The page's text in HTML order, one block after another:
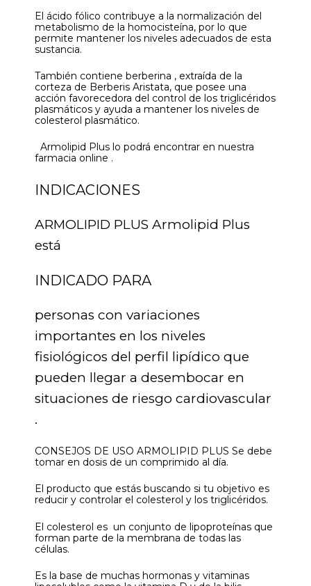
El ácido fólico contribuye a la normalización del
metabolismo de la homocisteína, por lo que
permite mantener los niveles adecuados de esta
sustancia.
También contiene berberina , extraída de la
corteza de Berberis Aristata, que posee una
acción favorecedora del control de los triglicéridos
plasmáticos y ayuda a mantener los niveles de
colesterol plasmático.
Armolipid Plus lo podrá encontrar en nuestra
farmacia online .
INDICACIONES
ARMOLIPID PLUS Armolipid Plus
está
INDICADO PARA
personas con variaciones
importantes en los niveles
fisiológicos del perfil lipídico que
pueden llegar a desembocar en
situaciones de riesgo cardiovascular
.
CONSEJOS DE USO ARMOLIPID PLUS Se debe
tomar en dosis de un comprimido al día.
El producto que estás buscando si tu objetivo es
reducir y controlar el colesterol y los triglicéridos.
El colesterol es un conjunto de lipoproteínas que
forman parte de la membrana de todas las
células.
Es la base de muchas hormonas y vitaminas